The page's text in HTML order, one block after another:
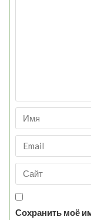
Сохранить моё